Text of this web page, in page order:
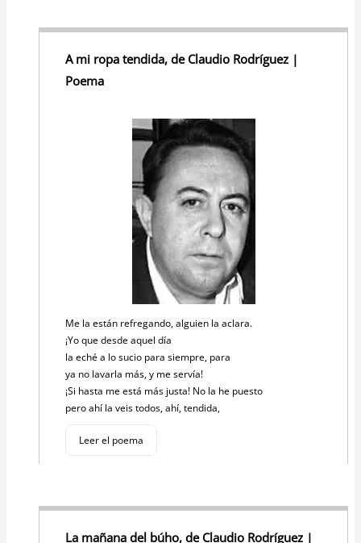
A mi ropa tendida, de Claudio Rodríguez |
Poema
Me la están refregando, alguien la aclara.
¡Yo que desde aquel día
la eché a lo sucio para siempre, para
ya no lavarla más, y me servía!
¡Si hasta me está más justa! No la he puesto
pero ahí la veis todos, ahí, tendida,
Leer el poema
La mañana del búho, de Claudio Rodríguez |